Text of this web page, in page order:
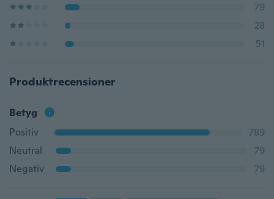
79
28
51
Produktrecensioner
Betyg
Positiv
789
Neutral
79
Negativ
79